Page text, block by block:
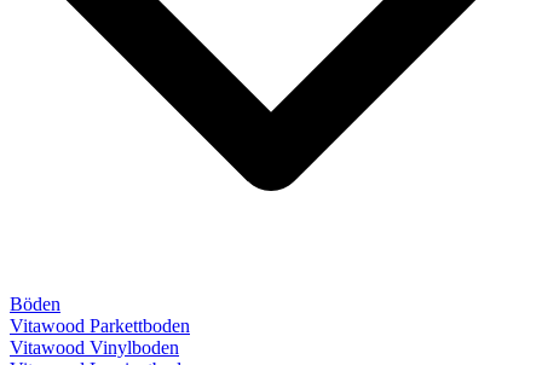
Böden
Vitawood Parkettboden
Vitawood Vinylboden